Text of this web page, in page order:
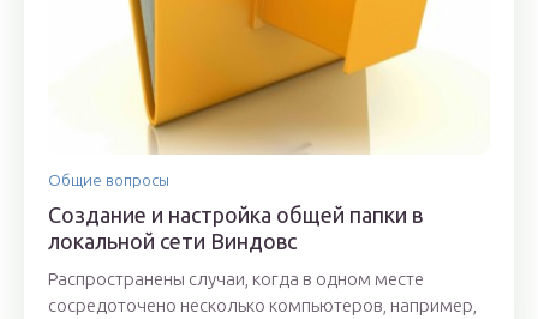
Общие вопросы
Создание и настройка общей папки в
локальной сети Виндовс
Распространены случаи, когда в одном месте
сосредоточено несколько компьютеров, например,